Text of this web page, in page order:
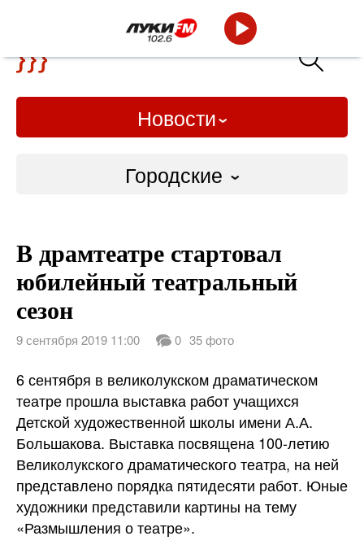
Новости
Городские
Слово Дело
Народные
ВТРК
В драмтеатре стартовал
юбилейный театральный
сезон
9 сентября 2019 11:00 0 35 фото
6 сентября в великолукском драматическом
театре прошла выставка работ учащихся
Детской художественной школы имени А.А.
Большакова. Выставка посвящена 100-летию
Великолукского драматического театра, на ней
представлено порядка пятидесяти работ. Юные
художники представили картины на тему
«Размышления о театре».